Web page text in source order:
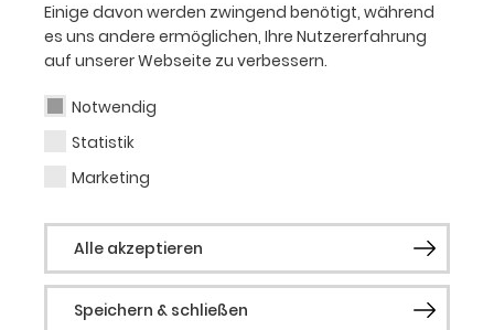
Einige davon werden zwingend benötigt, während
es uns andere ermöglichen, Ihre Nutzererfahrung
auf unserer Webseite zu verbessern.
Notwendig
Statistik
Marketing
Alle akzeptieren
Speichern & schließen
20.09.2024 KJT
„GRUSEL“ WIEDER IM
SPIELPLAN DES KINDER- UND
JUGENDTHEATERS
Das Live-Hörspiel für blinde und sehende
Menschen ist eine Koproduktion mit FWT
Köln und FFT Düsseldorf